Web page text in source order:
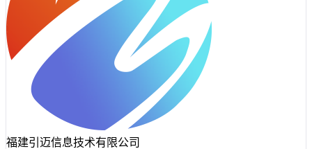
福建引迈信息技术有限公司